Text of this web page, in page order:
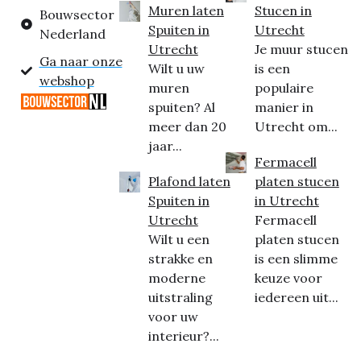
Bouwsector
Nederland
Ga naar onze
webshop
Muren laten
Spuiten in
Utrecht
Wilt u uw
muren
spuiten? Al
meer dan 20
jaar...
Plafond laten
Spuiten in
Utrecht
Wilt u een
strakke en
moderne
uitstraling
voor uw
interieur?...
Stucen in
Utrecht
Je muur stucen
is een
populaire
manier in
Utrecht om...
Fermacell
platen stucen
in Utrecht
Fermacell
platen stucen
is een slimme
keuze voor
iedereen uit...